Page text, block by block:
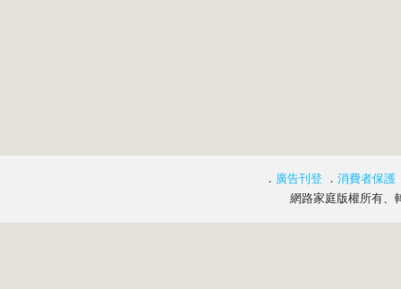
． 廣告刊登 ． 消費者保護
網路家庭版權所有、